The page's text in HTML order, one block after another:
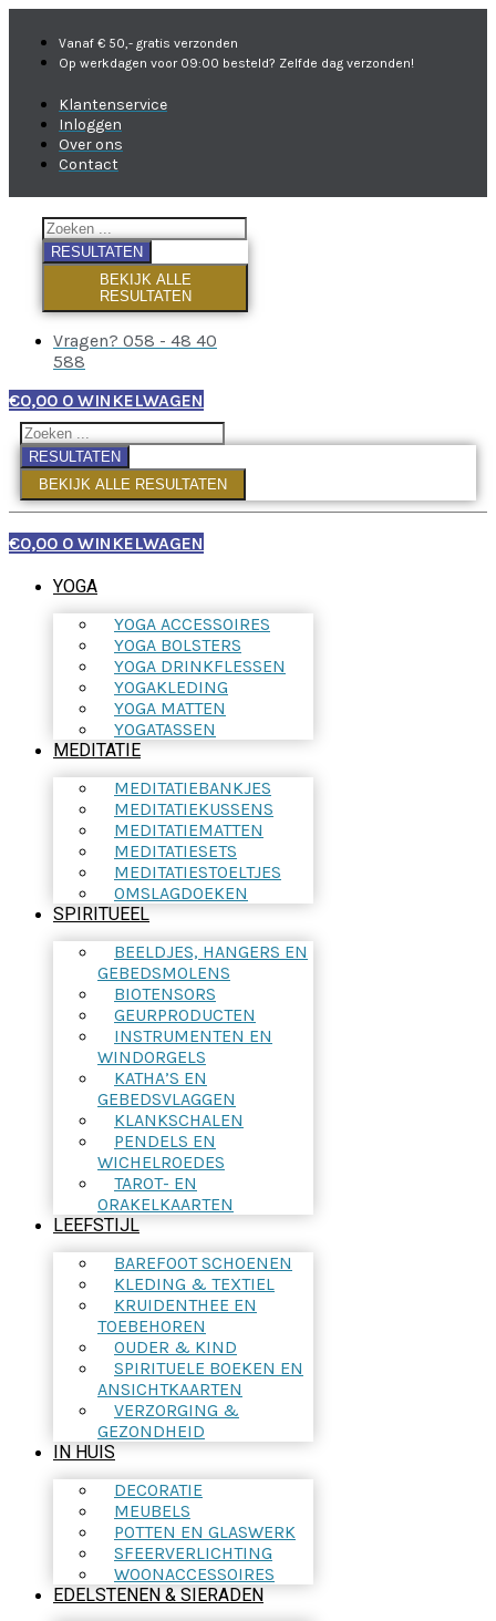
Vanaf € 50,- gratis verzonden
Op werkdagen voor 09:00 besteld? Zelfde dag verzonden!
Klantenservice
Inloggen
Over ons
Contact
RESULTATEN
BEKIJK ALLE
RESULTATEN
Vragen? 058 - 48 40
588
€0,00 0 WINKELWAGEN
RESULTATEN
BEKIJK ALLE RESULTATEN
€0,00 0 WINKELWAGEN
YOGA
YOGA ACCESSOIRES
YOGA BOLSTERS
YOGA DRINKFLESSEN
YOGAKLEDING
YOGA MATTEN
YOGATASSEN
MEDITATIE
MEDITATIEBANKJES
MEDITATIEKUSSENS
MEDITATIEMATTEN
MEDITATIESETS
MEDITATIESTOELTJES
OMSLAGDOEKEN
SPIRITUEEL
BEELDJES, HANGERS EN
GEBEDSMOLENS
BIOTENSORS
GEURPRODUCTEN
INSTRUMENTEN EN
WINDORGELS
KATHA’S EN
GEBEDSVLAGGEN
KLANKSCHALEN
PENDELS EN
WICHELROEDES
TAROT- EN
ORAKELKAARTEN
LEEFSTIJL
BAREFOOT SCHOENEN
KLEDING & TEXTIEL
KRUIDENTHEE EN
TOEBEHOREN
OUDER & KIND
SPIRITUELE BOEKEN EN
ANSICHTKAARTEN
VERZORGING &
GEZONDHEID
IN HUIS
DECORATIE
MEUBELS
POTTEN EN GLASWERK
SFEERVERLICHTING
WOONACCESSOIRES
EDELSTENEN & SIERADEN